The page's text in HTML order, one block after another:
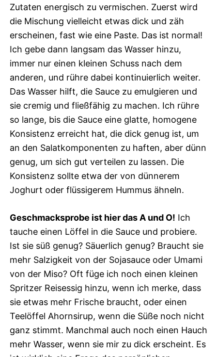
Zutaten energisch zu vermischen. Zuerst wird
die Mischung vielleicht etwas dick und zäh
erscheinen, fast wie eine Paste. Das ist normal!
Ich gebe dann langsam das Wasser hinzu,
immer nur einen kleinen Schuss nach dem
anderen, und rühre dabei kontinuierlich weiter.
Das Wasser hilft, die Sauce zu emulgieren und
sie cremig und fließfähig zu machen. Ich rühre
so lange, bis die Sauce eine glatte, homogene
Konsistenz erreicht hat, die dick genug ist, um
an den Salatkomponenten zu haften, aber dünn
genug, um sich gut verteilen zu lassen. Die
Konsistenz sollte etwa der von dünnerem
Joghurt oder flüssigerem Hummus ähneln.
Geschmacksprobe ist hier das A und O! Ich
tauche einen Löffel in die Sauce und probiere.
Ist sie süß genug? Säuerlich genug? Braucht sie
mehr Salzigkeit von der Sojasauce oder Umami
von der Miso? Oft füge ich noch einen kleinen
Spritzer Reisessig hinzu, wenn ich merke, dass
sie etwas mehr Frische braucht, oder einen
Teelöffel Ahornsirup, wenn die Süße noch nicht
ganz stimmt. Manchmal auch noch einen Hauch
mehr Wasser, wenn sie mir zu dick erscheint. Es